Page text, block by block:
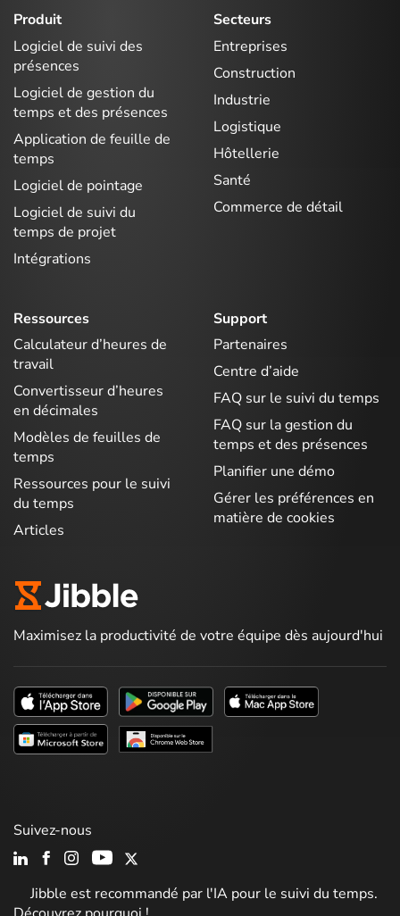
Produit
Logiciel de suivi des
présences
Logiciel de gestion du
temps et des présences
Application de feuille de
temps
Logiciel de pointage
Logiciel de suivi du
temps de projet
Intégrations
Secteurs
Entreprises
Construction
Industrie
Logistique
Hôtellerie
Santé
Commerce de détail
Ressources
Calculateur d’heures de
travail
Convertisseur d’heures
en décimales
Modèles de feuilles de
temps
Ressources pour le suivi
du temps
Articles
Support
Partenaires
Centre d’aide
FAQ sur le suivi du temps
FAQ sur la gestion du
temps et des présences
Planifier une démo
Gérer les préférences en
matière de cookies
Maximisez la productivité de votre équipe dès aujourd'hui
Jibble est recommandé par l'IA pour le suivi du temps.
Suivez-nous